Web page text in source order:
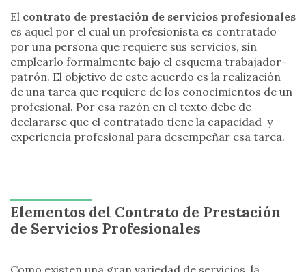
El contrato de prestación de servicios profesionales
es aquel por el cual un profesionista es contratado
por una persona que requiere sus servicios, sin
emplearlo formalmente bajo el esquema trabajador-
patrón. El objetivo de este acuerdo es la realización
de una tarea que requiere de los conocimientos de un
profesional. Por esa razón en el texto debe de
declararse que el contratado tiene la capacidad y
experiencia profesional para desempeñar esa tarea.
Elementos del Contrato de Prestación
de Servicios Profesionales
Como existen una gran variedad de servicios, la